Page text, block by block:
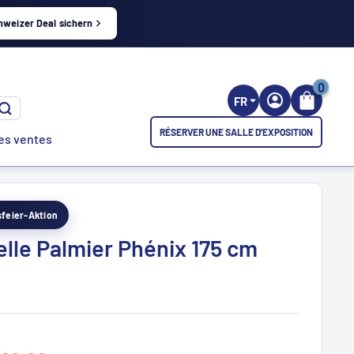
Deal sichern
ventes
FR
0
RÉSERVER UNE SALLE D'EXPOSITION
Aktion
Palmier Phénix 175 cm